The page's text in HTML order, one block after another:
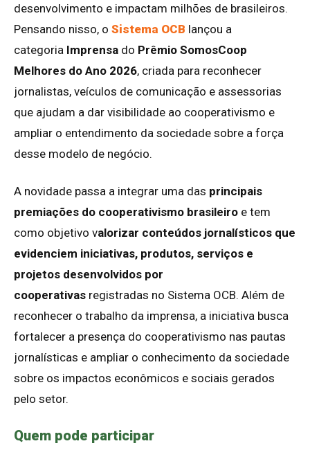
desenvolvimento e impactam milhões de brasileiros.
Pensando nisso, o Sistema OCB lançou a
categoria Imprensa do Prêmio SomosCoop
Melhores do Ano 2026, criada para reconhecer
jornalistas, veículos de comunicação e assessorias
que ajudam a dar visibilidade ao cooperativismo e
ampliar o entendimento da sociedade sobre a força
desse modelo de negócio.
A novidade passa a integrar uma das principais
premiações do cooperativismo brasileiro e tem
como objetivo valorizar conteúdos jornalísticos que
evidenciem iniciativas, produtos, serviços e
projetos desenvolvidos por
cooperativas registradas no Sistema OCB. Além de
reconhecer o trabalho da imprensa, a iniciativa busca
fortalecer a presença do cooperativismo nas pautas
jornalísticas e ampliar o conhecimento da sociedade
sobre os impactos econômicos e sociais gerados
pelo setor.
Quem pode participar